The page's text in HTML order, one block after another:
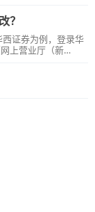
？
证券为例，登录华
上营业厅（新